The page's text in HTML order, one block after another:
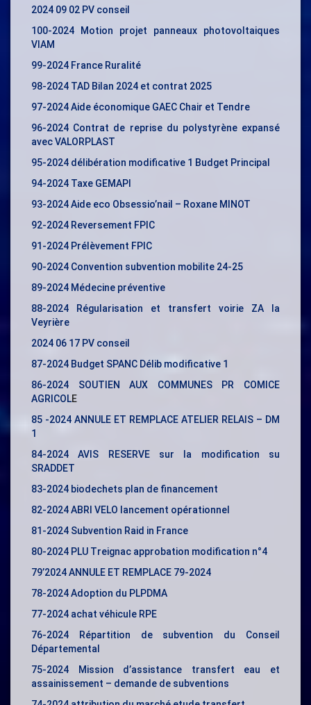
2024 09 02 PV conseil
100-2024 Motion projet panneaux photovoltaiques
VIAM
99-2024 France Ruralité
98-2024 TAD Bilan 2024 et contrat 2025
97-2024 Aide économique GAEC Chair et Tendre
96-2024 Contrat de reprise du polystyrène expansé
avec VALORPLAST
95-2024 délibération modificative 1 Budget Principal
94-2024 Taxe GEMAPI
93-2024 Aide eco Obsessio’nail – Roxane MINOT
92-2024 Reversement FPIC
91-2024 Prélèvement FPIC
90-2024 Convention subvention mobilite 24-25
89-2024 Médecine préventive
88-2024 Régularisation et transfert voirie ZA la
Veyrière
2024 06 17 PV conseil
87-2024 Budget SPANC Délib modificative 1
86-2024 SOUTIEN AUX COMMUNES PR COMICE
AGRICOLE
85 -2024 ANNULE ET REMPLACE ATELIER RELAIS – DM
1
84-2024 AVIS RESERVE sur la modification su
SRADDET
83-2024 biodechets plan de financement
82-2024 ABRI VELO lancement opérationnel
81-2024 Subvention Raid in France
80-2024 PLU Treignac approbation modification n°4
79’2024 ANNULE ET REMPLACE 79-2024
78-2024 Adoption du PLPDMA
77-2024 achat véhicule RPE
76-2024 Répartition de subvention du Conseil
Départemental
75-2024 Mission d’assistance transfert eau et
assainissement – demande de subventions